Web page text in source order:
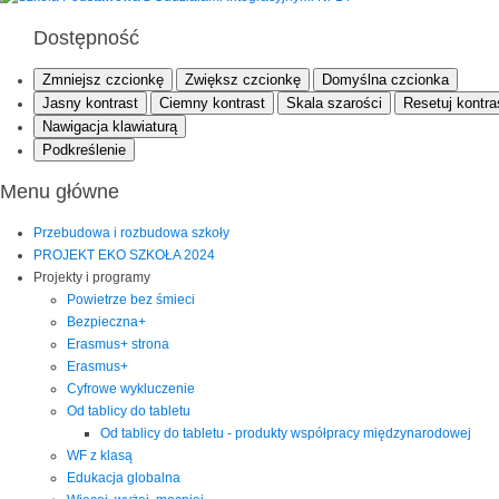
Dostępność
Zmniejsz czcionkę Zwiększ czcionkę
Domyślna czcionka
Jasny kontrast
Ciemny kontrast Skala szarości
Resetuj
Nawigacja klawiaturą
Podkreślenie
Menu główne
Przebudowa i rozbudowa szkoły
PROJEKT EKO SZKOŁA 2024
Projekty i programy
Powietrze bez śmieci
Bezpieczna+
Erasmus+ strona
Erasmus+
Cyfrowe wykluczenie
Od tablicy do tabletu
Od tablicy do tabletu - produkty współpracy międzynarodowej
WF z klasą
Edukacja globalna